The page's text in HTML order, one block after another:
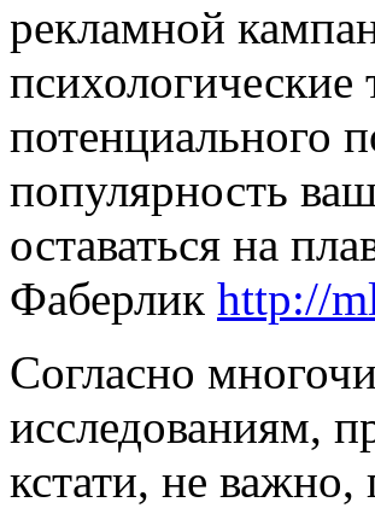
рекламной
психологические
потенциального
популярность
оставаться на
Фаберлик http://
Согласно
исследованиям,
кстати, не важно,